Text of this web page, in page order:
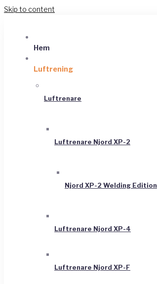
Skip to content
Hem
Luftrening
Luftrenare
Luftrenare Njord XP-2
Njord XP-2 Welding Edition
Luftrenare Njord XP-4
Luftrenare Njord XP-F